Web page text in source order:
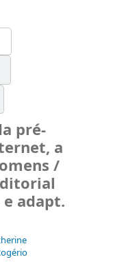
pré-
a
/
adapt.